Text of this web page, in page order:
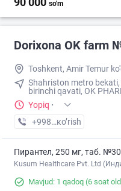
so'm
Dorixona ОK farm
Toshkent, Amir Temur
Shahriston metro
birinchi qavati, OK
Yopiq ·
+998 (90) XXX-XX-XX
кo’rish
Пирантел, 250 мг, таб. №30
Kusum Healthcare Pvt. Ltd
Mavjud: 1 qadoq (6 soat